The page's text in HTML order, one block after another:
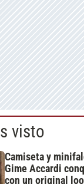
visto
Camiseta y
Gime Accardi
con un original